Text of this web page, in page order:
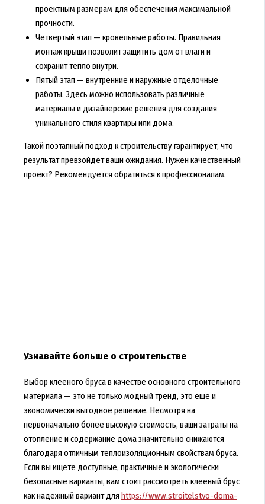
проектным размерам для обеспечения максимальной
прочности.
Четвертый этап — кровельные работы. Правильная
монтаж крыши позволит защитить дом от влаги и
сохранит тепло внутри.
Пятый этап — внутренние и наружные отделочные
работы. Здесь можно использовать различные
материалы и дизайнерские решения для создания
уникального стиля квартиры или дома.
Такой поэтапный подход к строительству гарантирует, что
результат превзойдет ваши ожидания. Нужен качественный
проект? Рекомендуется обратиться к профессионалам.
Узнавайте больше о строительстве
Выбор клееного бруса в качестве основного строительного
материала — это не только модный тренд, это еще и
экономически выгодное решение. Несмотря на
первоначально более высокую стоимость, ваши затраты на
отопление и содержание дома значительно снижаются
благодаря отличным теплоизоляционным свойствам бруса.
Если вы ищете доступные, практичные и экологически
безопасные варианты, вам стоит рассмотреть клееный брус
как надежный вариант дляhttps://www.stroitelstvo-doma-